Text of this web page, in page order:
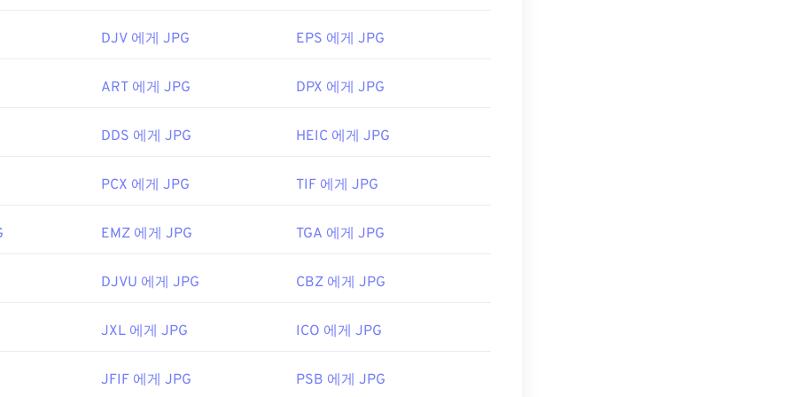
9월 18일
용하여 이미지에서 색상을 선택하세요
DJV 에게 JPG EPS 에게 JPG
ART 에게 JPG DPX 에게 JPG
DDS 에게 JPG HEIC 에게 JPG
PCX 에게 JPG TIF 에게 JPG
EMZ 에게 JPG TGA 에게 JPG
DJVU 에게 JPG CBZ 에게 JPG
JXL 에게 JPG ICO 에게 JPG
JFIF 에게 JPG PSB 에게 JPG